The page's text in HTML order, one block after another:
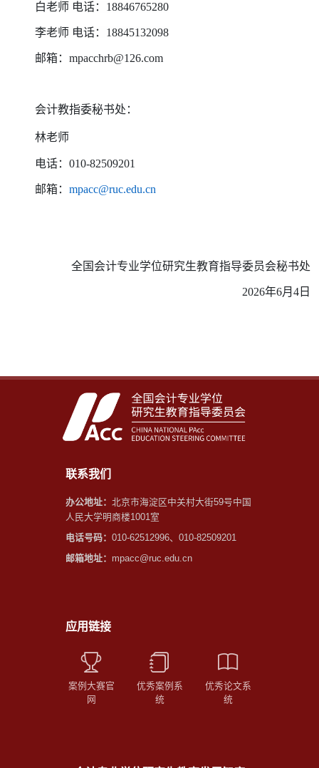
白老师 电话：18846765280
李老师 电话：18845132098
邮箱：mpacchrb@126.com
会计教指委秘书处：
林老师
电话：010-82509201
邮箱： mpacc@ruc.edu.cn
全国会计专业学位研究生教育指导委员会秘书处
2026年6月4日
联系我们
办公地址： 北京市海淀区中关村大街59号中国
人民大学明商楼1001室
电话号码： 010-62512996、010-82509201
邮箱地址： mpacc@ruc.edu.cn
应用链接
案例大赛官
网
优秀案例系
统
优秀论文系
统